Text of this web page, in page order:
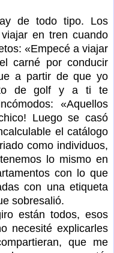
todo tipo. Los
en tren cuando
«Empecé a viajar
carné por conducir
a partir de que yo
de golf y a ti te
«Aquellos
Luego se casó
el catálogo
como individuos,
lo mismo en
con lo que
con una etiqueta
sobresalió.
todos, esos
necesité explicarles
que me